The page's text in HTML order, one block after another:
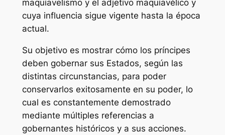
maquiavelismo y el adjetivo maquiavélico y
cuya influencia sigue vigente hasta la época
actual.
Su objetivo es mostrar cómo los príncipes
deben gobernar sus Estados, según las
distintas circunstancias, para poder
conservarlos exitosamente en su poder,​ lo
cual es constantemente demostrado
mediante múltiples referencias a
gobernantes históricos y a sus acciones.